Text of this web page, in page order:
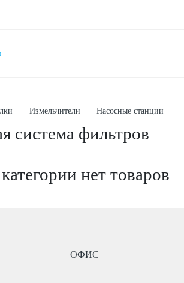
Измельчители Насосные станции
система фильтров
нет товаров
ОФИС